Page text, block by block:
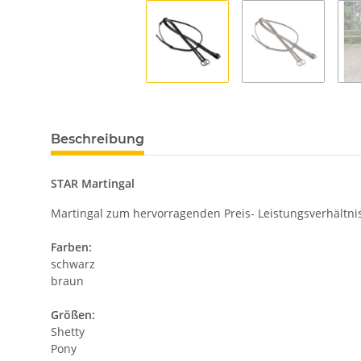
Beschreibung
STAR Martingal
Martingal zum hervorragenden Preis-
Farben:
schwarz
braun
Größen:
Shetty
Pony